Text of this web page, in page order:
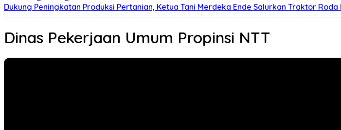
Dukung Peningkatan Produksi Pertanian, Ketua Tani Merdeka Ende Salurkan Traktor
Dinas Pekerjaan Umum Propinsi NTT